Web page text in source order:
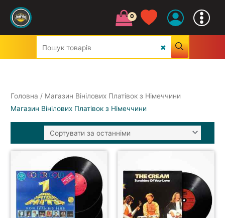
Головна / Магазин Вінілових Платівок з Німеччини
Магазин Вінілових Платівок з Німеччини
УСІ ЖАНРИ